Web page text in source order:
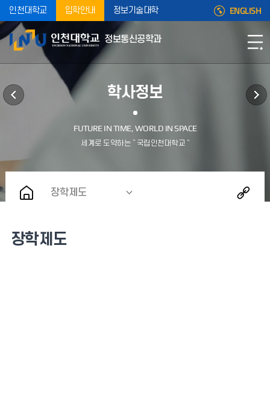
인천대학교 입학안내 정보기술대학 ENGLISH
정보통신공학과
학사정보
장학제도
장학제도